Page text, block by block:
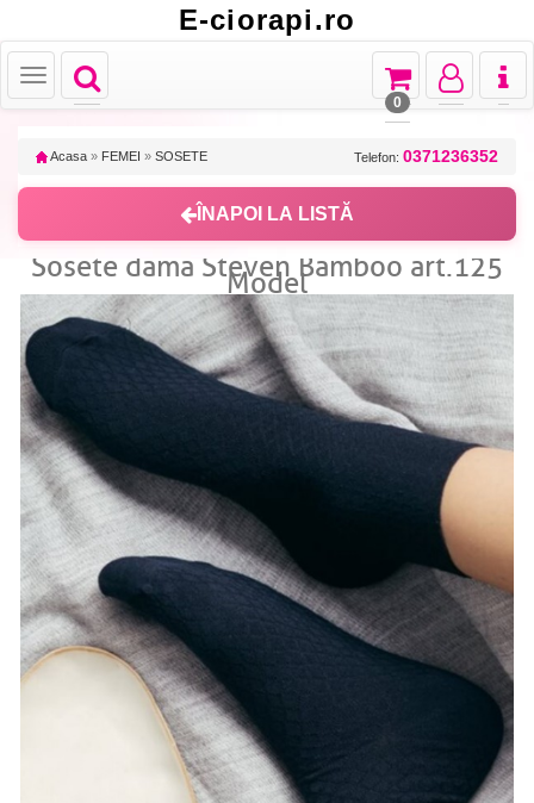
E-ciorapi.ro
Toggle
navigation
Toggle
Toggle
navigation
Toggle
navigation
Toggle
navigation
0
Acasa » FEMEI » SOSETE Telefon: 0371236352
ÎNAPOI LA LISTĂ
Sosete dama Steven Bamboo art.125
Model